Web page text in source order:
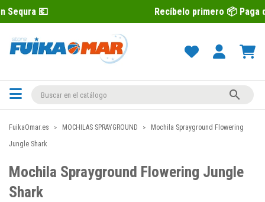
Recíbelo primero 📦 Paga después con

FuikaOmar.es MOCHILAS SPRAYGROUND
Mochila Sprayground Flowering
Jungle Shark
Mochila Sprayground Flowering Jungle
Shark